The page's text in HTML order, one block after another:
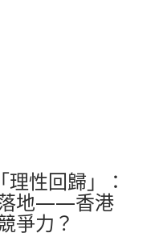
理性回歸」：
落地——香港
爭力？